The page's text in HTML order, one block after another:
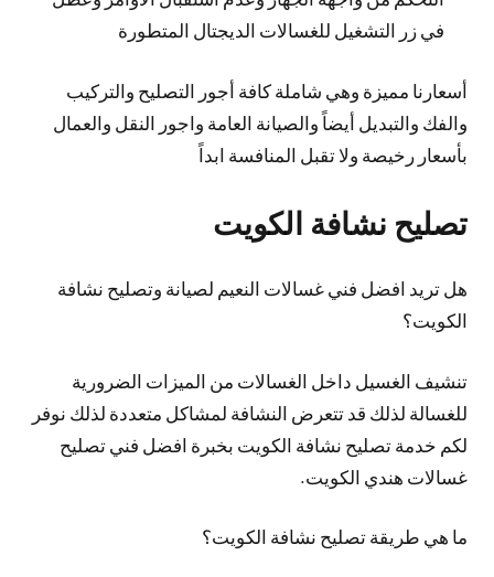
في زر التشغيل للغسالات الديجتال المتطورة
أسعارنا مميزة وهي شاملة كافة أجور التصليح والتركيب
والفك والتبديل أيضاً والصيانة العامة واجور النقل والعمال
بأسعار رخيصة ولا تقبل المنافسة ابداً
تصليح نشافة الكويت
هل تريد افضل فني غسالات النعيم لصيانة وتصليح نشافة
الكويت؟
تنشيف الغسيل داخل الغسالات من الميزات الضرورية
للغسالة لذلك قد تتعرض النشافة لمشاكل متعددة لذلك نوفر
لكم خدمة تصليح نشافة الكويت بخبرة افضل فني تصليح
غسالات هندي الكويت.
ما هي طريقة تصليح نشافة الكويت؟